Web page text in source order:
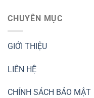
CHUYÊN MỤC
GIỚI THIỆU
LIÊN HỆ
CHÍNH SÁCH BẢO MẬT